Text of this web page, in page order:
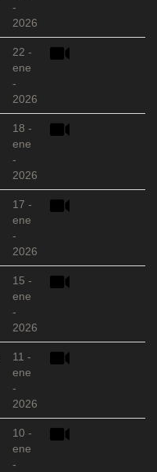
-
2026
22 -
ene
-
2026
18 -
ene
-
2026
17 -
ene
-
2026
15 -
ene
-
2026
11 -
ene
-
2026
10 -
ene
-